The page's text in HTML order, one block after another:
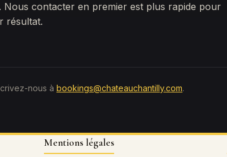
contacter en premier est plus rapide pour
résultat.
nous à bookings@chateauchantilly.com.
Mentions légales